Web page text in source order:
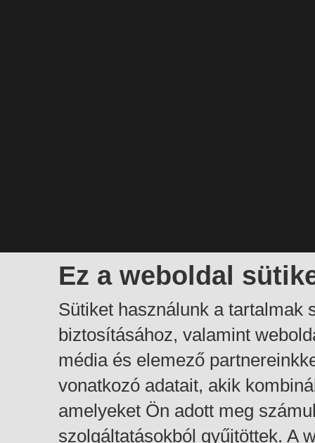
Ez a weboldal
Sütiket használunk a tartalmak
biztosításához, valamint
média és elemező
vonatkozó adatait, akik
amelyeket Ön adott meg
szolgáltatásokból gyűjtöttek. A